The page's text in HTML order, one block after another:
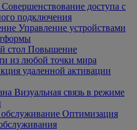
Совершенствование доступа с
подключения
Управление устройствами
стол Повышение
из любой точки мира
удаленной активации
Визуальная связь в режиме
Оптимизация